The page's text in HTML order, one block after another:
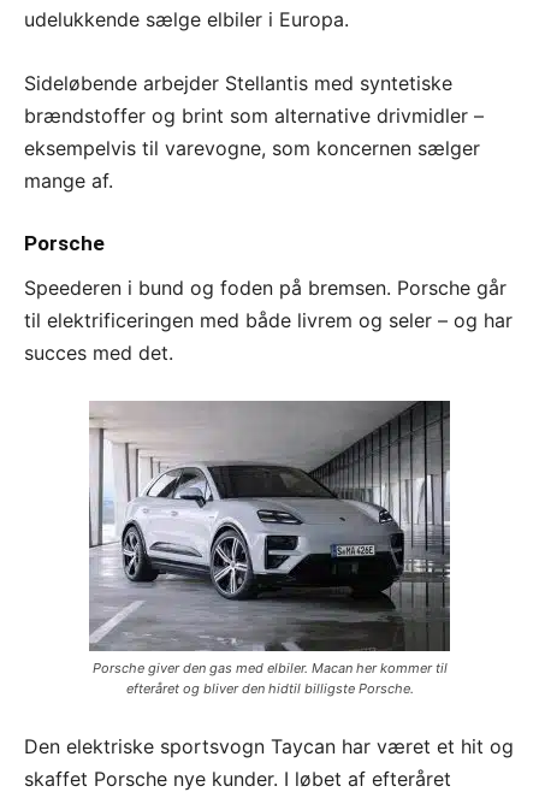
udelukkende sælge elbiler i Europa.
Sideløbende arbejder Stellantis med syntetiske
brændstoffer og brint som alternative drivmidler –
eksempelvis til varevogne, som koncernen sælger
mange af.
Porsche
Speederen i bund og foden på bremsen. Porsche går
til elektrificeringen med både livrem og seler – og har
succes med det.
Porsche giver den gas med elbiler. Macan her kommer til
efteråret og bliver den hidtil billigste Porsche.
Den elektriske sportsvogn Taycan har været et hit og
skaffet Porsche nye kunder. I løbet af efteråret